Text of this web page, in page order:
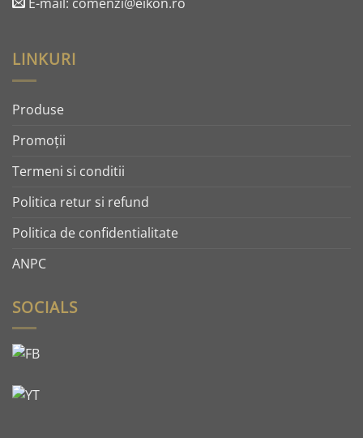
E-mail: comenzi@eikon.ro
LINKURI
Produse
Promoţii
Termeni si conditii
Politica retur si refund
Politica de confidentialitate
ANPC
SOCIALS